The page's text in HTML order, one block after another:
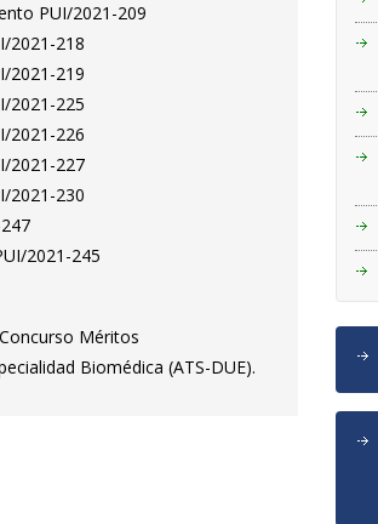
PUI/2021-209
2021-218
2021-219
2021-225
2021-226
2021-227
2021-230
2021-245
Méritos
Biomédica (ATS-DUE).